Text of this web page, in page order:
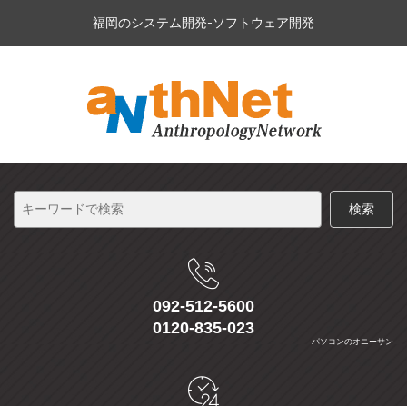
福岡のシステム開発-ソフトウェア開発
092-512-5600
0120-835-023
パソコンのオニーサン